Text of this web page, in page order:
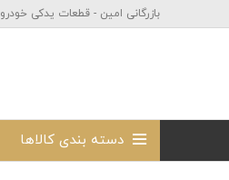
بازرگانی امین - قطعات یدکی خودرو
دسته بندی کالاها